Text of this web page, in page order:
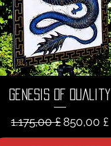
Genesis of Duality
Standardpreis
1.175,00 £ Sale-Preis
850,00 £